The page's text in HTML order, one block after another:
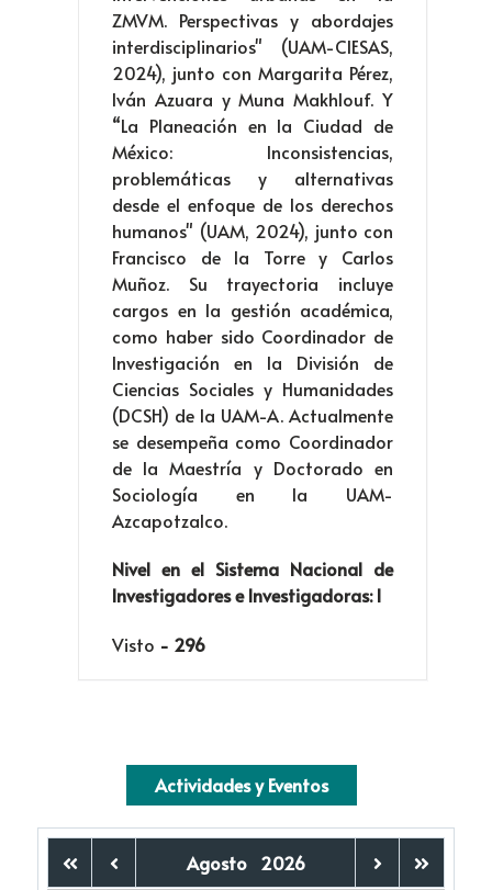
ZMVM. Perspectivas y abordajes
interdisciplinarios" (UAM-CIESAS,
2024), junto con Margarita Pérez,
Iván Azuara y Muna Makhlouf. Y
“La Planeación en la Ciudad de
México: Inconsistencias,
problemáticas y alternativas
desde el enfoque de los derechos
humanos" (UAM, 2024), junto con
Francisco de la Torre y Carlos
Muñoz. Su trayectoria incluye
cargos en la gestión académica,
como haber sido Coordinador de
Investigación en la División de
Ciencias Sociales y Humanidades
(DCSH) de la UAM-A. Actualmente
se desempeña como Coordinador
de la Maestría y Doctorado en
Sociología en la UAM-
Azcapotzalco.
Nivel en el Sistema Nacional de
Investigadores e Investigadoras: I
Visto - 296
Actividades y Eventos
Agosto 2026